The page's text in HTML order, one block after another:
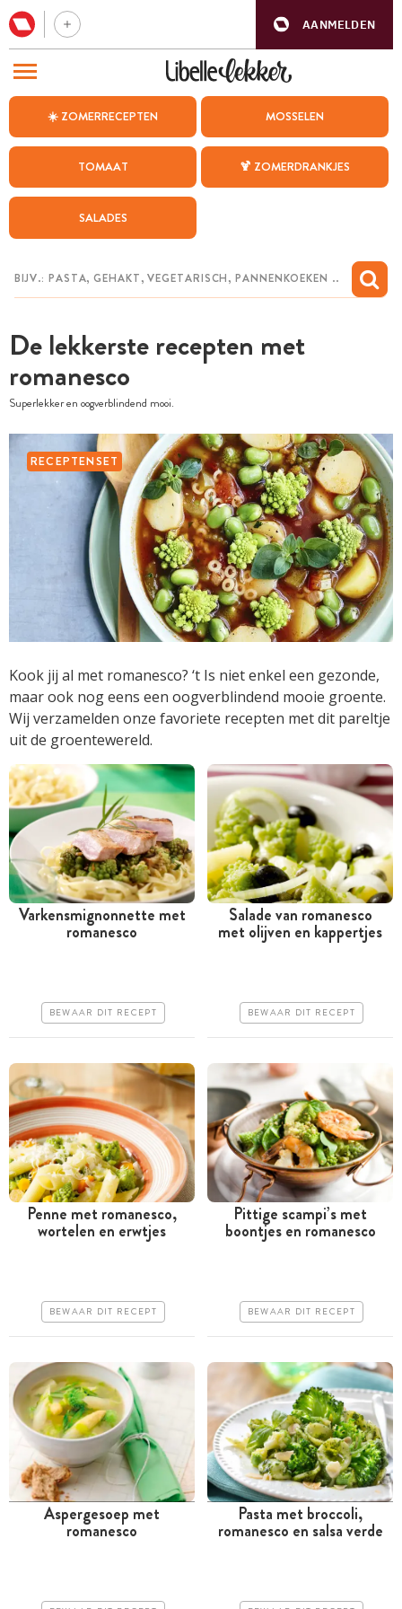
AANMELDEN
☀️ ZOMERRECEPTEN MOSSELEN
TOMAAT 🍹 ZOMERDRANKJES
SALADES
De lekkerste recepten met
romanesco
Superlekker en oogverblindend mooi.
RECEPTENSET
Kook jij al met romanesco? ‘t Is niet enkel een gezonde,
maar ook nog eens een oogverblindend mooie groente.
Wij verzamelden onze favoriete recepten met dit pareltje
uit de groentewereld.
Minder dan 30 minuten
Erg makkelijk
Varkensmignonnette met
romanesco
BEWAAR DIT RECEPT
Minder dan 30 minuten
Makkelijk
Salade van romanesco
met olijven en kappertjes
BEWAAR DIT RECEPT
Minder dan 30 minuten
Makkelijk
Penne met romanesco,
wortelen en erwtjes
BEWAAR DIT RECEPT
Minder dan 30 minuten
Erg makkelijk
Pittige scampi’s met
boontjes en romanesco
BEWAAR DIT RECEPT
Tussen 30 minuten en 1
Aspergesoep met
romanesco
Tussen 30 minuten en 1
Pasta met broccoli,
romanesco en salsa verde
BEZOEK ONZE ANDERE WEBSITES
WEEKMENU
CHAT MET MAIA
MIJN BEWAARDE RECEPTEN